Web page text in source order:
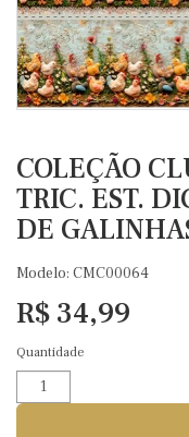
COLEÇÃO
TRIC. EST.
DE
Modelo: CMC00064
R$ 34,99
Quantidade